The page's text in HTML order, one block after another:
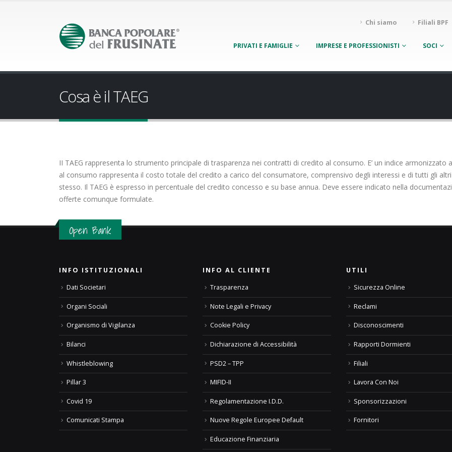
Chi siamo Filiali BPF
PRIVATI E FAMIGLIE IMPRESE E PROFESSIONISTI SOCI
Cosa è il TAEG
II TAEG rappresenta lo strumento principale di trasparenza nei contratti di credito al consumo. E’ un indice
al consumo rappresenta il costo totale del credito a carico del consumatore, comprensivo degli interessi e di tutti gli
stesso. Il TAEG è espresso in percentuale del credito concesso e su base annua. Deve essere indicato nella
offerte comunque formulate.
Open Bank
INFO ISTITUZIONALI
Dati Societari
Organi Sociali
Organismo di Vigilanza
Bilanci
Whistleblowing
Pillar 3
Covid 19
Comunicati Stampa
INFO AL CLIENTE
Trasparenza
Note Legali e Privacy
Cookie Policy
Dichiarazione di Accessibilità
PSD2 – TPP
MIFID-II
Regolamentazione I.D.D.
Nuove Regole Europee Default
Educazione Finanziaria
UTILI
Sicurezza Online
Reclami
Disconoscimenti
Rapporti Dormienti
Filiali
Lavora Con Noi
Sponsorizzazioni
Fornitori